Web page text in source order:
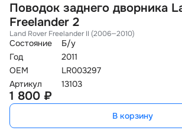
Поводок заднего дворника
Freelander 2
Land Rover Freelander II (2006—2010)
Состояние
Б/у
Год
2011
OEM
LR003297
Артикул
13103
1 800 ₽
В корзину